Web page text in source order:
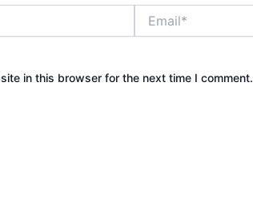
in this browser for the next time I comment.